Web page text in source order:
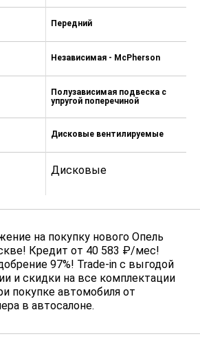
кузова металлик — 18 000
Передний
Независимая - McPherson
Полузависимая подвеска с
упругой поперечиной
Дисковые вентилируемые
Дисковые
на покупку нового Опель
Кредит от 40 583 ₽/мес!
97%! Trade-in с выгодой
и скидки на все комплектации
покупке автомобиля от
в автосалоне.